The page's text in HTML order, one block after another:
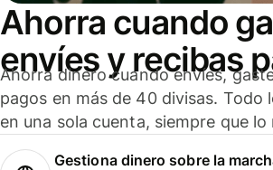
Ahorra cuando
envíes y recibas
Ahorra dinero cuando envíes,
pagos en más de 40 divisas. Todo
en una sola cuenta, siempre que lo
Gestiona dinero sobre la